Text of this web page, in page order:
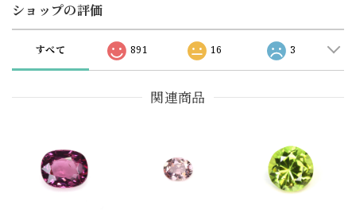
ショップの評価
すべて 891 16 3
関連商品